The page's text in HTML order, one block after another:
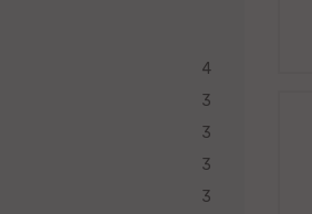
4
3
3
3
3